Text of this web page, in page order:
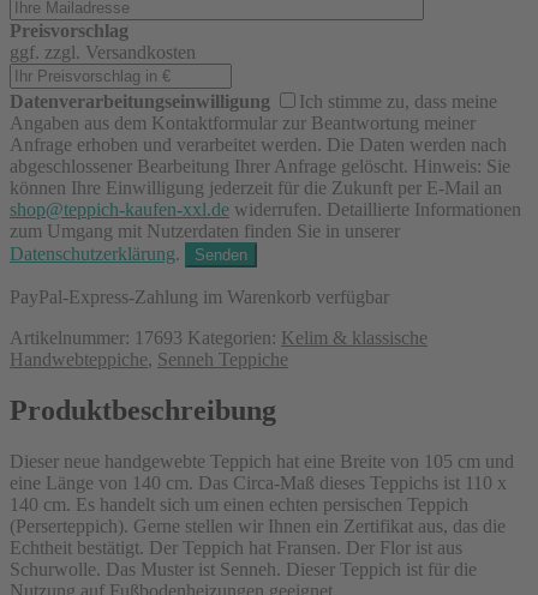
Preisvorschlag
ggf. zzgl. Versandkosten
Datenverarbeitungseinwilligung
Ich stimme zu, dass meine
Angaben aus dem Kontaktformular zur Beantwortung meiner
Anfrage erhoben und verarbeitet werden. Die Daten werden nach
abgeschlossener Bearbeitung Ihrer Anfrage gelöscht. Hinweis: Sie
können Ihre Einwilligung jederzeit für die Zukunft per E-Mail an
shop@teppich-kaufen-xxl.de widerrufen. Detaillierte Informationen
zum Umgang mit Nutzerdaten finden Sie in unserer
Datenschutzerklärung.
PayPal-Express-Zahlung im Warenkorb verfügbar
Artikelnummer: 17693 Kategorien: Kelim & klassische
Handwebteppiche, Senneh Teppiche
Produktbeschreibung
Teppich
Kelim
Senneh
Braun/Blau/Rot
Produktbeschreibung
Dieser neue handgewebte Teppich hat eine Breite von 105 cm und
eine Länge von 140 cm. Das Circa-Maß dieses Teppichs ist 110 x
140 cm. Es handelt sich um einen echten persischen Teppich
(Perserteppich). Gerne stellen wir Ihnen ein Zertifikat aus, das die
Echtheit bestätigt. Der Teppich hat Fransen. Der Flor ist aus
Schurwolle. Das Muster ist Senneh. Dieser Teppich ist für die
Nutzung auf Fußbodenheizungen geeignet.